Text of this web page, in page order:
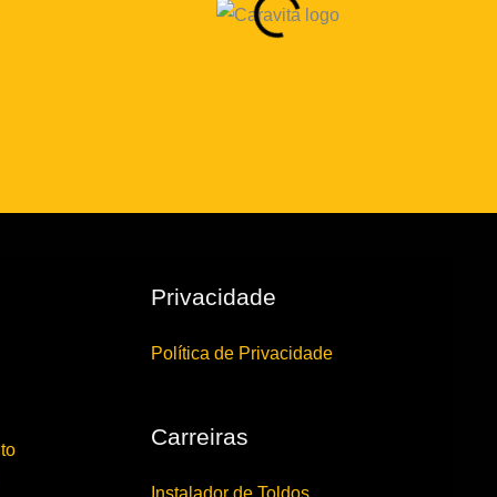
Privacidade
Política de Privacidade
Carreiras
Instalador de Toldos